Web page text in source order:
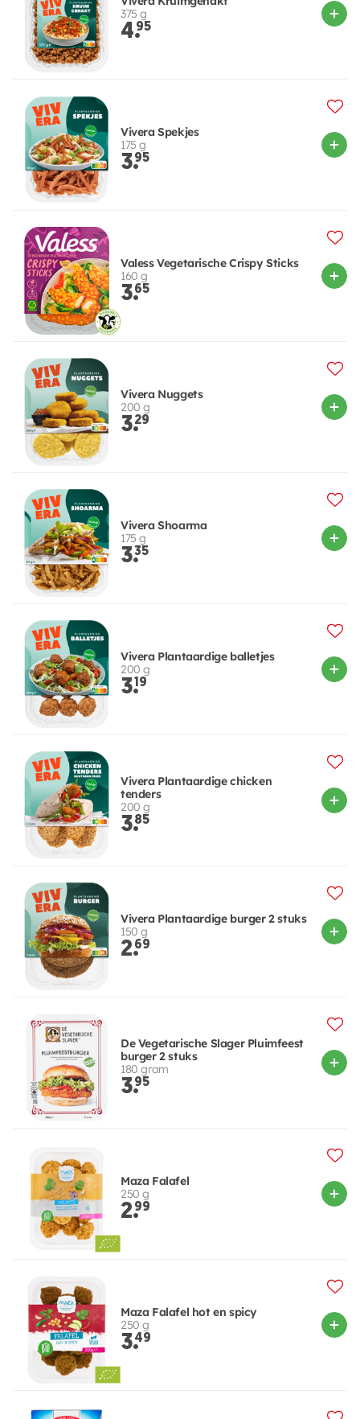
375 g
4.95
Vivera Spekjes
175 g
3.95
Valess Vegetarische Crispy Sticks
160 g
3.65
Vivera Nuggets
200 g
3.29
Vivera Shoarma
175 g
3.35
Vivera Plantaardige balletjes
200 g
3.19
Vivera Plantaardige chicken
tenders
200 g
3.85
Vivera Plantaardige burger 2 stuks
150 g
2.69
De Vegetarische Slager Pluimfeest
burger 2 stuks
180 gram
3.95
Maza Falafel
250 g
2.99
Maza Falafel hot en spicy
250 g
3.49